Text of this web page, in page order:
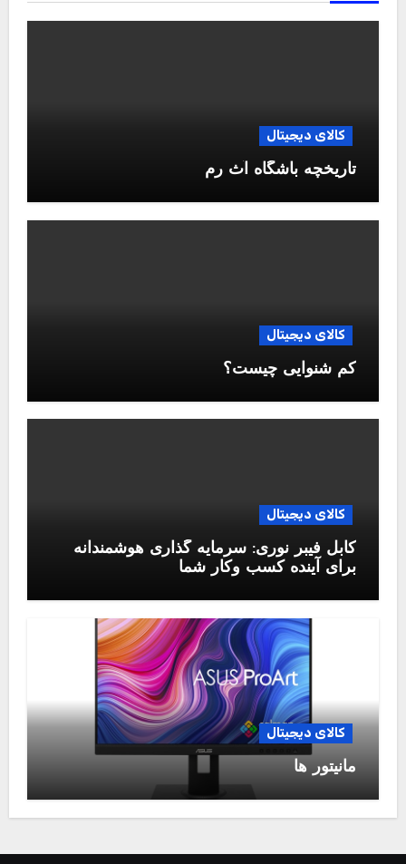
کالای دیجیتال
تاریخچه باشگاه آث رم
کالای دیجیتال
کم شنوایی چیست؟
کالای دیجیتال
کابل فیبر نوری: سرمایه گذاری هوشمندانه
برای آینده کسب وکار شما
کالای دیجیتال
مانیتور ها